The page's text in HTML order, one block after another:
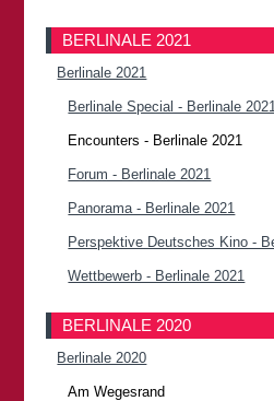
BERLINALE 2021
Berlinale 2021
Berlinale Special - Berlinale
Encounters - Berlinale 2021
Forum - Berlinale 2021
Panorama - Berlinale 2021
Perspektive Deutsches Kino -
Wettbewerb - Berlinale 2021
BERLINALE 2020
Berlinale 2020
Am Wegesrand